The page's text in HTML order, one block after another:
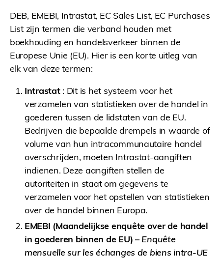
DEB, EMEBI, Intrastat, EC Sales List, EC Purchases
List zijn termen die verband houden met
boekhouding en handelsverkeer binnen de
Europese Unie (EU). Hier is een korte uitleg van
elk van deze termen:
Intrastat: Dit is het systeem voor het
verzamelen van statistieken over de handel in
goederen tussen de lidstaten van de EU.
Bedrijven die bepaalde drempels in waarde of
volume van hun intracommunautaire handel
overschrijden, moeten Intrastat-aangiften
indienen. Deze aangiften stellen de
autoriteiten in staat om gegevens te
verzamelen voor het opstellen van statistieken
over de handel binnen Europa.
EMEBI (Maandelijkse enquête over de handel
in goederen binnen de EU) –Enquête
mensuelle sur les échanges de biens intra-UE